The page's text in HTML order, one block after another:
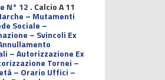
N° 12 . Calcio A 11
– Mutamenti
Sociale –
– Svincoli Ex
– Autorizzazione Ex
Tornei –
– Orario Uffici –